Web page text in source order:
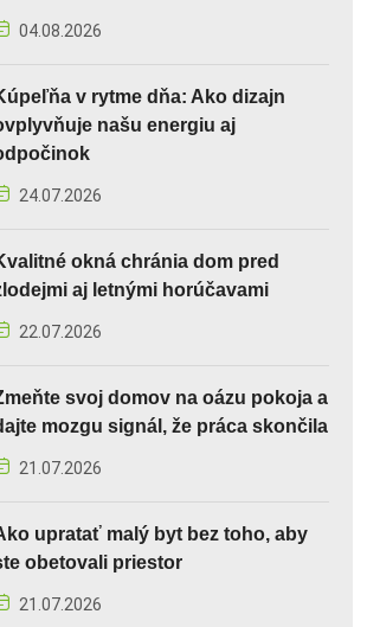
04.08.2026
v rytme dňa: Ako dizajn
našu energiu aj
24.07.2026
okná chránia dom pred
aj letnými horúčavami
22.07.2026
svoj domov na oázu pokoja a
mozgu signál, že práca skončila
21.07.2026
upratať malý byt bez toho, aby
obetovali priestor
21.07.2026